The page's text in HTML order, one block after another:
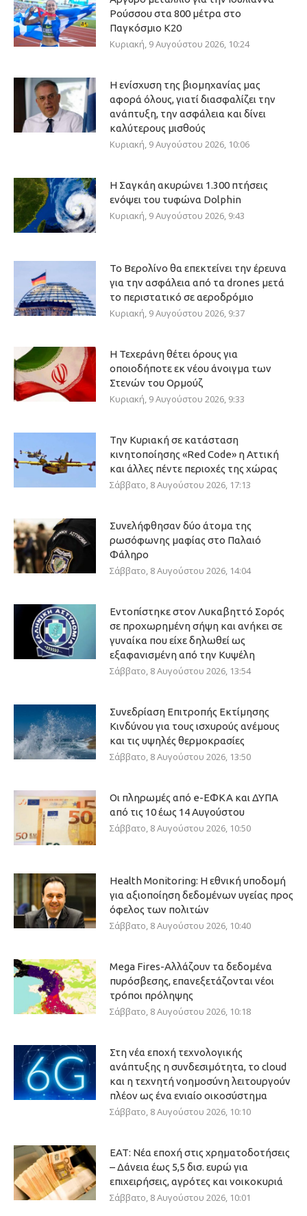
Ρούσσου στα 800 μέτρα στο
Παγκόσμιο Κ20
Κυριακή, 9 Αυγούστου 2026, 10:24
Η ενίσχυση της βιομηχανίας μας
αφορά όλους, γιατί διασφαλίζει την
ανάπτυξη, την ασφάλεια και δίνει
καλύτερους μισθούς
Κυριακή, 9 Αυγούστου 2026, 10:06
Η Σαγκάη ακυρώνει 1.300 πτήσεις
ενόψει του τυφώνα Dolphin
Κυριακή, 9 Αυγούστου 2026, 9:43
Το Βερολίνο θα επεκτείνει την έρευνα
για την ασφάλεια από τα drones μετά
το περιστατικό σε αεροδρόμιο
Κυριακή, 9 Αυγούστου 2026, 9:37
Η Τεχεράνη θέτει όρους για
οποιοδήποτε εκ νέου άνοιγμα των
Στενών του Ορμούζ
Κυριακή, 9 Αυγούστου 2026, 9:33
Την Κυριακή σε κατάσταση
κινητοποίησης «Red Code» η Αττική
και άλλες πέντε περιοχές της χώρας
Σάββατο, 8 Αυγούστου 2026, 17:13
Συνελήφθησαν δύο άτομα της
ρωσόφωνης μαφίας στο Παλαιό
Φάληρο
Σάββατο, 8 Αυγούστου 2026, 14:04
Εντοπίστηκε στον Λυκαβηττό Σορός
σε προχωρημένη σήψη και ανήκει σε
γυναίκα που είχε δηλωθεί ως
εξαφανισμένη από την Κυψέλη
Σάββατο, 8 Αυγούστου 2026, 13:54
Συνεδρίαση Επιτροπής Εκτίμησης
Κινδύνου για τους ισχυρούς ανέμους
και τις υψηλές θερμοκρασίες
Σάββατο, 8 Αυγούστου 2026, 13:50
Οι πληρωμές από e-ΕΦΚΑ και ΔΥΠΑ
από τις 10 έως 14 Αυγούστου
Σάββατο, 8 Αυγούστου 2026, 10:50
Health Monitoring: Η εθνική υποδομή
για αξιοποίηση δεδομένων υγείας προς
όφελος των πολιτών
Σάββατο, 8 Αυγούστου 2026, 10:40
Mega Fires-Αλλάζουν τα δεδομένα
πυρόσβεσης, επανεξετάζονται νέοι
τρόποι πρόληψης
Σάββατο, 8 Αυγούστου 2026, 10:18
Στη νέα εποχή τεχνολογικής
ανάπτυξης η συνδεσιμότητα, το cloud
και η τεχνητή νοημοσύνη λειτουργούν
πλέον ως ένα ενιαίο οικοσύστημα
Σάββατο, 8 Αυγούστου 2026, 10:10
ΕΑΤ: Νέα εποχή στις χρηματοδοτήσεις
– Δάνεια έως 5,5 δισ. ευρώ για
επιχειρήσεις, αγρότες και νοικοκυριά
Σάββατο, 8 Αυγούστου 2026, 10:01